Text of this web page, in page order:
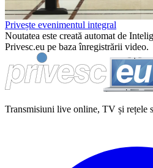
Privește evenimentul integral
Noutatea este creată automat de
Privesc.eu pe baza înregistrării video.
Transmisiuni live online, TV și rețele